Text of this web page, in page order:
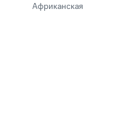
Африканская